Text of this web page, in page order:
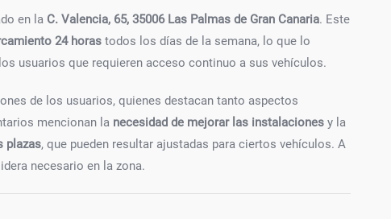
en la C. Valencia, 65, 35006 Las Palmas de Gran Canaria. Este
24 horas todos los días de la semana, lo que lo
usuarios que requieren acceso continuo a sus vehículos.
de los usuarios, quienes destacan tanto aspectos
mencionan la necesidad de mejorar las instalaciones y la
plazas, que pueden resultar ajustadas para ciertos vehículos. A
necesario en la zona.